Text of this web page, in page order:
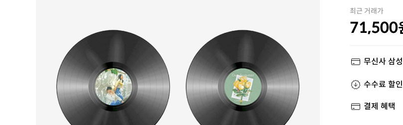
최근 거래가
71,500
무신사 삼
수수료 할인
결제 혜택